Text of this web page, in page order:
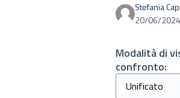
Stefania
20/06/
Modalità di
confronto: